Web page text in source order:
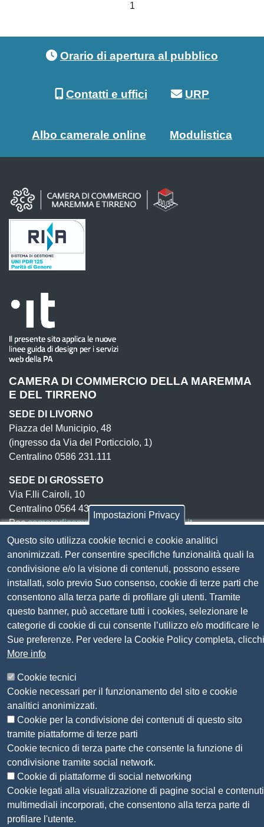
1
Orario di apertura al pubblico
Contatti e uffici URP
Albo camerale online Modulistica
CAMERA DI COMMERCIO DELLA MAREMMA
E DEL TIRRENO
SEDE DI LIVORNO
Piazza del Municipio, 48
(ingresso da Via del Porticciolo, 1)
Centralino 0586 231.111
SEDE DI GROSSETO
Via F.lli Cairoli, 10
Centralino 0564 430.111
Peccameradicommercio@pec.lg.camcom.it
Codice fiscale e Partita Iva:01838690491
Codice univoco fatturazione elettronica:
UFN1JE
Pagare con PagoPA
Seguici su
Mappa del sito
Privacy
Social Media Policy
Dichiarazione di accessibilità
Feedback accessibilità
Siti tematici: Maremma e Tirreno Itinerari
© 2026 CAMERA DI COMMERCIO DELLA
MAREMMA E DEL TIRRENO
Impostazioni Privacy
Questo sito utilizza cookie tecnici e cookie analitici
anonimizzati. Per consentire specifiche funzionalità quali la
condivisione e/o la visione di contenuti, possono essere
installati, solo previo Suo consenso, cookie di terze parti che
consentono alla terza parte di profilare gli utenti. Tramite
questo banner, può accettare tutti i cookies, selezionare le
categorie di cookie di cui consente l’utilizzo e/o modificare le
Sue preferenze. Per vedere la Cookie Policy completa, clicchi
More info
Cookie tecnici
Cookie necessari per il funzionamento del sito e cookie
analitici anonimizzati.
Cookie per la condivisione dei contenuti di questo sito
tramite piattaforme di terze parti
Cookie tecnico di terza parte che consente la funzione di
condivisione tramite social network.
Cookie di piattaforme di social networking
Cookie legati alla visualizzazione di pagine social e contenuti
multimediali incorporati, che consentono alla terza parte di
profilare l'utente.